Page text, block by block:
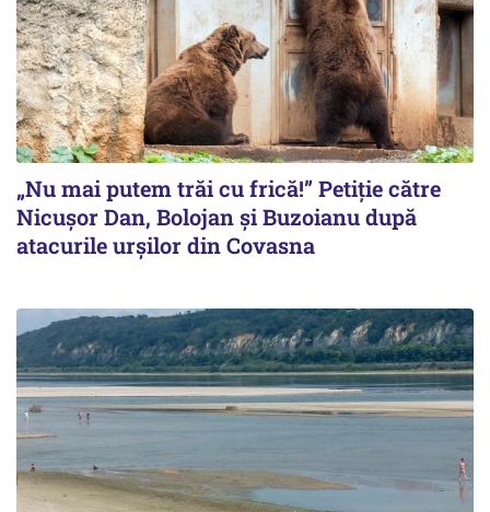
„Nu mai putem trăi cu frică!” Petiție către
Nicușor Dan, Bolojan și Buzoianu după
atacurile urșilor din Covasna